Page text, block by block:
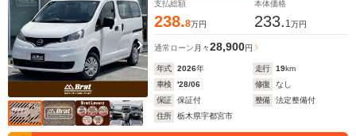
置 前席パワーウィンドウ
支払総額
238.8万円
本体価格
233. 1万円
通常ローン 月々28,900円
年式 2026年 走行 19km
車検
'28/06 修復
なし
保証
保証付 整備
法定整備付
住所
栃木県宇都宮市